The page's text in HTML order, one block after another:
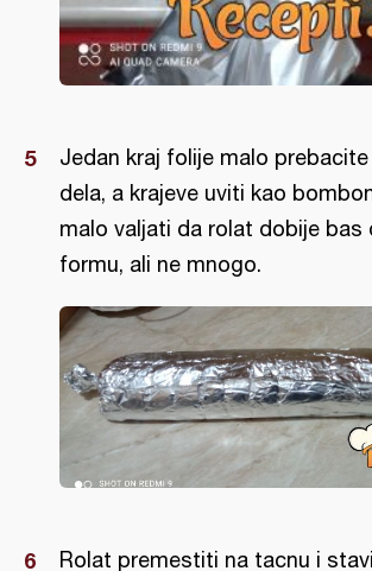
Jedan kraj folije malo
dela, a krajeve uviti kao
malo valjati da rolat dobije bas
formu, ali ne mnogo.
Rolat premestiti na tacnu i